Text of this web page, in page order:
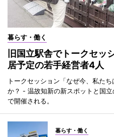
暮らす・働く
旧国立駅舎でトークセ
居予定の若手経営者4人
トークセッション「なぜ今、私た
か？ - 温故知新の新スポットと国
で開催される。
暮らす・働く